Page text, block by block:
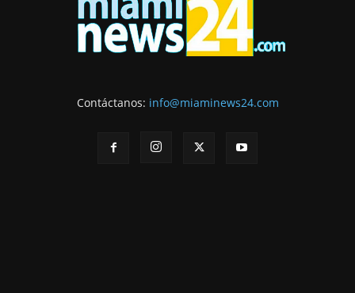
Contáctanos: info@miaminews24.com